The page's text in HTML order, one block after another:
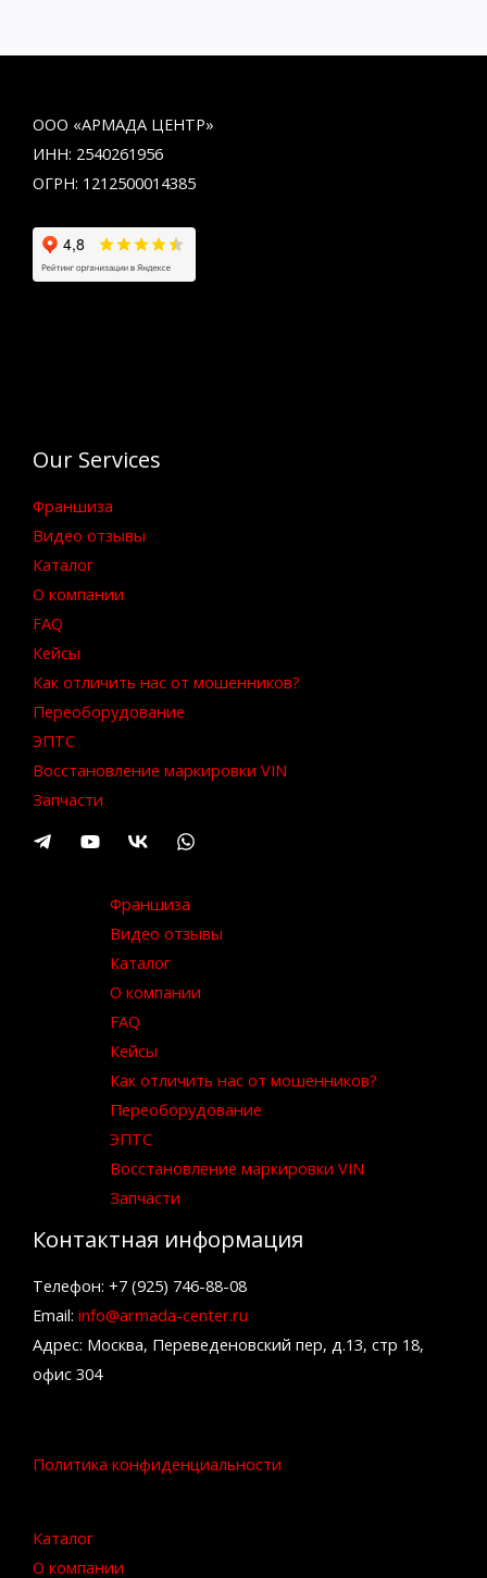
ООО «АРМАДА ЦЕНТР»
ИНН: 2540261956
ОГРН: 1212500014385
Our Services
Франшиза
Видео отзывы
Каталог
О компании
FAQ
Кейсы
Как отличить нас от мошенников?
Переоборудование
ЭПТС
Восстановление маркировки VIN
Запчасти
Франшиза
Видео отзывы
Каталог
О компании
FAQ
Кейсы
Как отличить нас от мошенников?
Переоборудование
ЭПТС
Восстановление маркировки VIN
Запчасти
Контактная информация
Телефон: +7 (925) 746-88-08
Email: info@armada-center.ru
Адрес: Москва, Переведеновский пер, д.13, стр 18,
офис 304
Политика конфиденциальности
Каталог
О компании